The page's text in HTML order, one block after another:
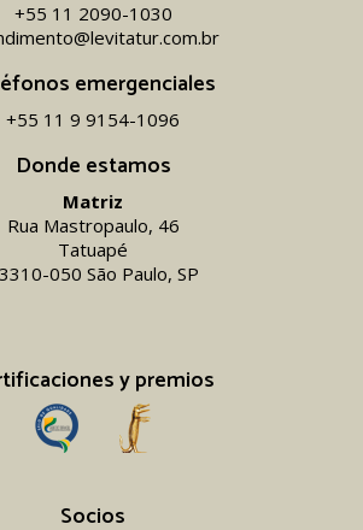
Donde estamos
Matriz
Rua Mastropaulo, 46
Tatuapé
050 São Paulo, SP
y premios
Socios
+55 11 2090-1030
emergenciales
+55 11 9 9154-1096‬